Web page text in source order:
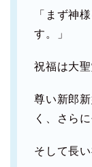
「まず神
す。」
祝福は大
尊い新郎
く、さら
そして長